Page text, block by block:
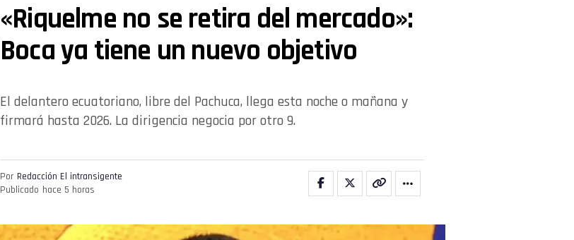
«Riquelme no se retira del mercado»:
Boca ya tiene un nuevo objetivo
El delantero ecuatoriano, libre del Pachuca, llega esta noche o mañana y
firmará hasta 2026. La dirigencia negocia por otro 9.
Por Redacción El intransigente
Publicado hace 5 horas